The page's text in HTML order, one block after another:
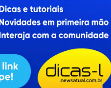
Contato
RSS